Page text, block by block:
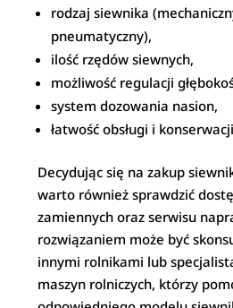
rodzaj siewnika
pneumatyczny),
ilość rzędów siewnych,
możliwość regulacji
system dozowania nasion,
łatwość obsługi i
Decydując się na zakup
warto również sprawdzić
zamiennych oraz serwisu
rozwiązaniem może być
innymi rolnikami lub
maszyn rolniczych, którzy